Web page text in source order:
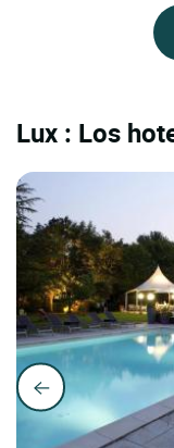
Lux : Los